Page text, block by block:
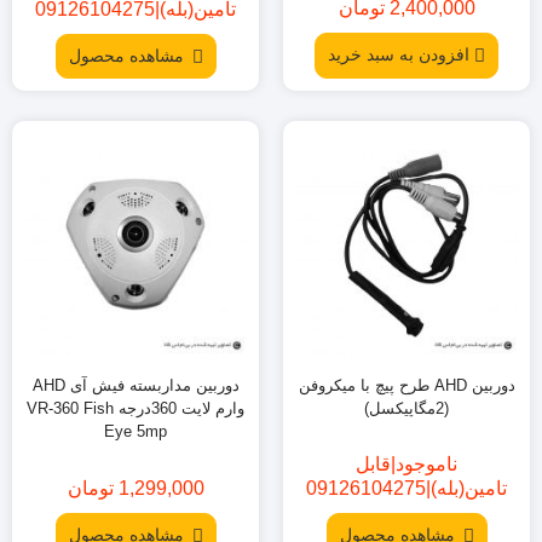
قیمت
اصلی:
2,600,000
2,400,000 تومان
قیمت
فعلی:
2,400,000
افزودن به سبد خرید
تامین(بله)|09126104275
مشاهده محصول
دوربین AHD طرح پیچ با میکروفن
(2مگاپیکسل)
ناموجود|قابل
تامین(بله)|09126104275
مشاهده محصول
دوربین مداربسته فیش آی AHD
وارم لایت 360درجه VR-360 Fish
Eye 5mp
1,299,000 تومان
مشاهده محصول